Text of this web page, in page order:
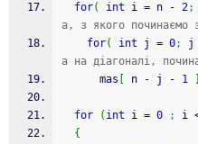
for( int i = n - 2;
а, з якого починаємо
for( int j = 0; j
а на діагоналі,
      mas
n - j - 1
for ( int i = 0 ; i
{